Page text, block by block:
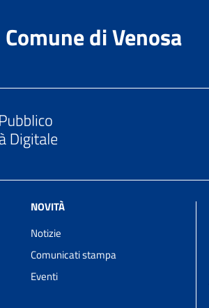
Comune di Venosa
NOVITÀ
Notizie
Comunicati stampa
Eventi